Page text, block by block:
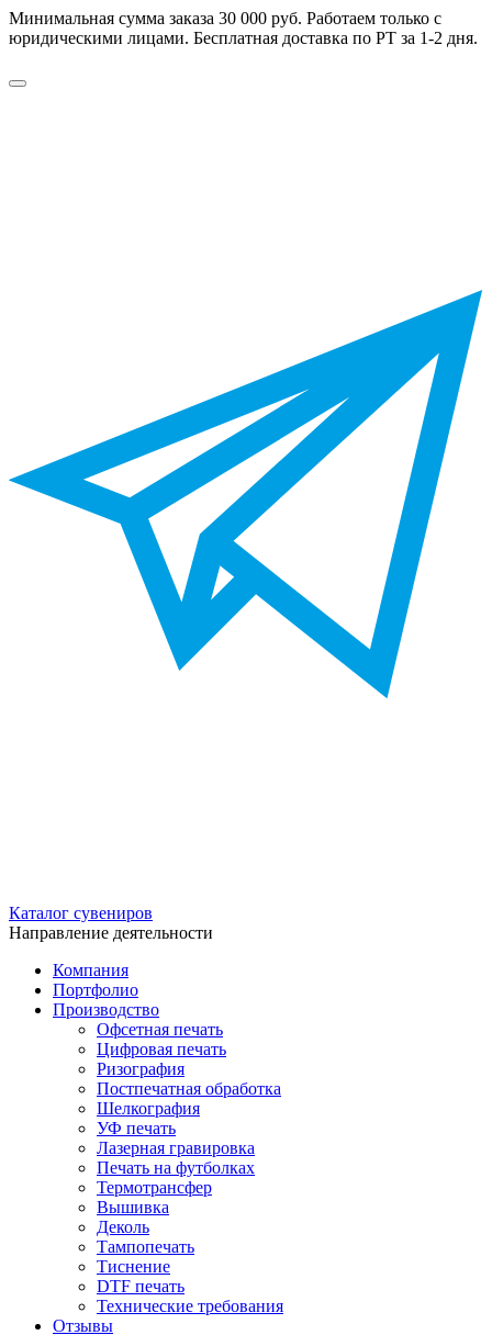
Минимальная сумма заказа 30 000 руб. Работаем только с
юридическими лицами. Бесплатная доставка по РТ за 1-2 дня.
Каталог сувениров
Направление деятельности
Компания
Портфолио
Производство
Офсетная печать
Цифровая печать
Ризография
Постпечатная обработка
Шелкография
УФ печать
Лазерная гравировка
Печать на футболках
Термотрансфер
Вышивка
Деколь
Тампопечать
Тиснение
DTF печать
Технические требования
Отзывы